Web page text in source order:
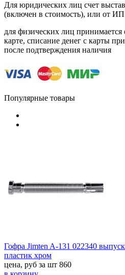
Для юридических лиц счет
(включен в стоимость), или от ИП
для физических лиц принимается
карте, списание денег с карты
после подтверждения наличия
Популярные товары
Гофра Jimten A-131 022340
пластик хром
цена, руб за шт 860